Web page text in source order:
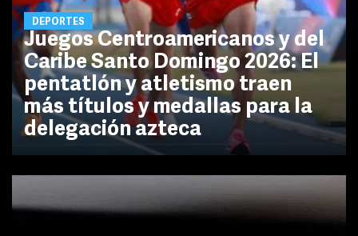
DEPORTES
Juegos Centroamericanos y del
Caribe Santo Domingo 2026: El
pentatlón y atletismo traen
más títulos y medallas para la
delegación azteca